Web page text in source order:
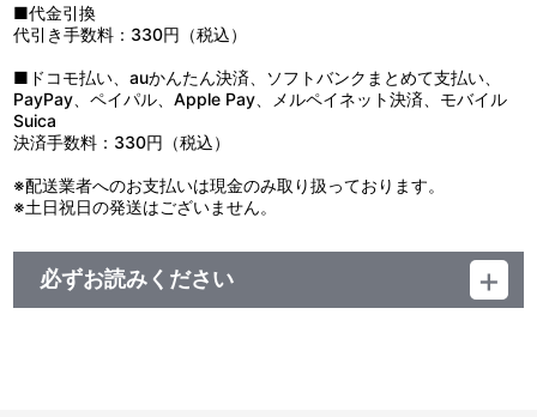
■代金引換
代引き手数料：330円（税込）
■ドコモ払い、auかんたん決済、ソフトバンクまとめて支払い、
PayPay、ペイパル、Apple Pay、メルペイネット決済、モバイル
Suica
決済手数料：330円（税込）
※配送業者へのお支払いは現金のみ取り扱っております。
※土日祝日の発送はございません。
必ずお読みください